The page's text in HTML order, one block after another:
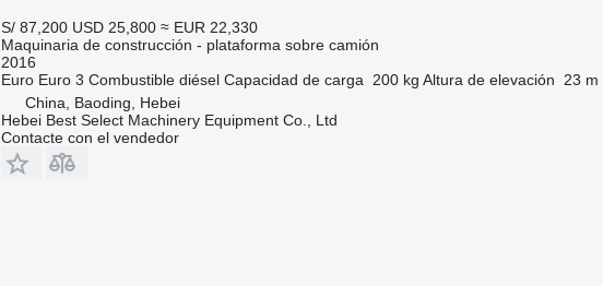
S/ 87,200 USD 25,800 ≈ EUR 22,330
Maquinaria de construcción - plataforma sobre camión
2016
Euro Euro 3 Combustible diésel Capacidad de carga 200 kg Altura de elevación
23 m
China, Baoding, Hebei
Hebei Best Select Machinery Equipment Co., Ltd
Contacte con el vendedor